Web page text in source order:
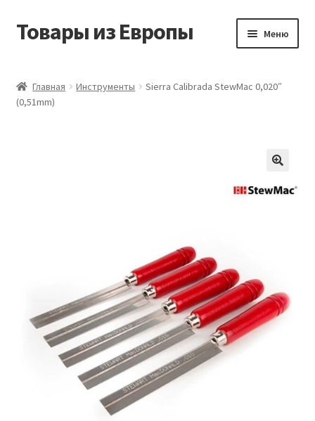
Перейти
Перейти
Товары из Европы Меню
Виды доставки
Оставить отзыв
Оформление заказа
Подтверждение заказа
Главная Инструменты
Sierra Calibrada StewMac 0,020″
(0,51mm)